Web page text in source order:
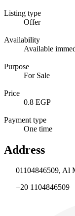
Listing type
Offer
Availability
Available
Purpose
For Sale
Price
0.8 EGP
Payment type
One time
Address
01104846509, Al
+20 1104846509